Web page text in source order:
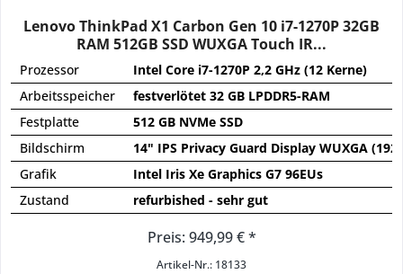
Lenovo ThinkPad X1 Carbon Gen 10 i7-1270P 32GB
RAM 512GB SSD WUXGA Touch IR...
Prozessor
Intel Core i7-1270P 2,2 GHz (12 Kerne)
Arbeitsspeicher
festverlötet 32 GB LPDDR5-RAM
Festplatte
512 GB NVMe SSD
Bildschirm
14" IPS Privacy Guard Display WUXGA
Grafik
Intel Iris Xe Graphics G7 96EUs
Zustand
refurbished - sehr gut
Preis: 949,99 € *
Artikel-Nr.: 18133